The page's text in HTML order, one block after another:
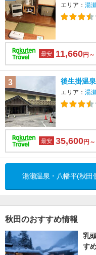
エリア： 湯
最安 11,660円～
3 後生掛温泉
エリア： 湯
最安 35,600円～
湯瀬温泉・八幡平(秋田
秋田のおすすめ情報
乳
す